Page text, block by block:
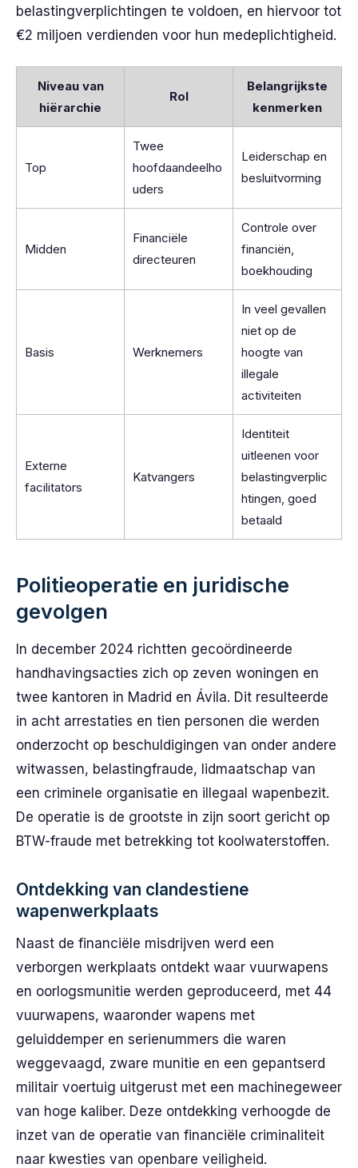
belastingverplichtingen te voldoen, en hiervoor tot
€2 miljoen verdienden voor hun medeplichtigheid.
Niveau van
hiërarchie
Rol
Belangrijkste
kenmerken
Top
Twee
hoofdaandeelho
uders
Leiderschap en
besluitvorming
Midden
Financiële
directeuren
Controle over
financiën,
boekhouding
Basis Werknemers
In veel gevallen
niet op de
hoogte van
illegale
activiteiten
Externe
facilitators
Katvangers
Identiteit
uitleenen voor
belastingverplic
htingen, goed
betaald
Politieoperatie en juridische
gevolgen
In december 2024 richtten gecoördineerde
handhavingsacties zich op zeven woningen en
twee kantoren in Madrid en Ávila. Dit resulteerde
in acht arrestaties en tien personen die werden
onderzocht op beschuldigingen van onder andere
witwassen, belastingfraude, lidmaatschap van
een criminele organisatie en illegaal wapenbezit.
De operatie is de grootste in zijn soort gericht op
BTW-fraude met betrekking tot koolwaterstoffen.
Ontdekking van clandestiene
wapenwerkplaats
Naast de financiële misdrijven werd een
verborgen werkplaats ontdekt waar vuurwapens
en oorlogsmunitie werden geproduceerd, met 44
vuurwapens, waaronder wapens met
geluiddemper en serienummers die waren
weggevaagd, zware munitie en een gepantserd
militair voertuig uitgerust met een machinegeweer
van hoge kaliber. Deze ontdekking verhoogde de
inzet van de operatie van financiële criminaliteit
naar kwesties van openbare veiligheid.